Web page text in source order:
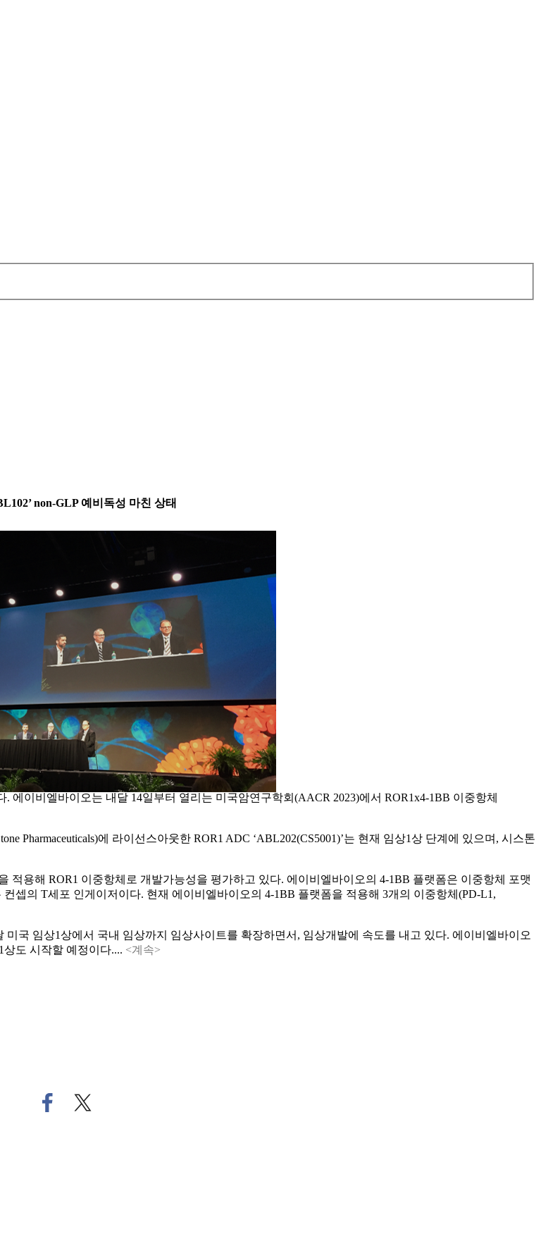
non-GLP 예비독성 마친 상태
이비엘바이오는 내달 14일부터 열리는 미국암연구학회(AACR 2023)에서 ROR1x4-1BB 이중항체
Pharmaceuticals)에 라이선스아웃한 ROR1 ADC ‘ABL202(CS5001)’는 현재 임상1상 단계에 있으며, 시스톤
적용해 ROR1 이중항체로 개발가능성을 평가하고 있다. 에이비엘바이오의 4-1BB 플랫폼은 이중항체 포맷
셉의 T세포 인게이저이다. 현재 에이비엘바이오의 4-1BB 플랫폼을 적용해 3개의 이중항체(PD-L1,
국 임상1상에서 국내 임상까지 임상사이트를 확장하면서, 임상개발에 속도를 내고 있다. 에이비엘바이오
상도 시작할 예정이다.... <계속>
페
이
트
위